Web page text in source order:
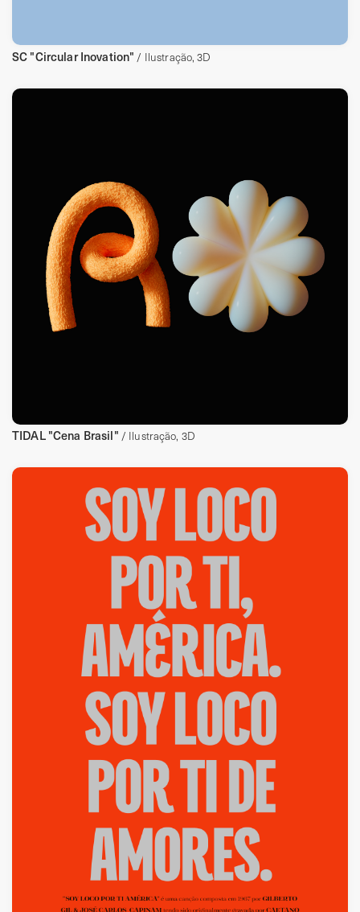
SC "Circular Inovation" / Ilustração, 3D
TIDAL "Cena Brasil" / Ilustração, 3D